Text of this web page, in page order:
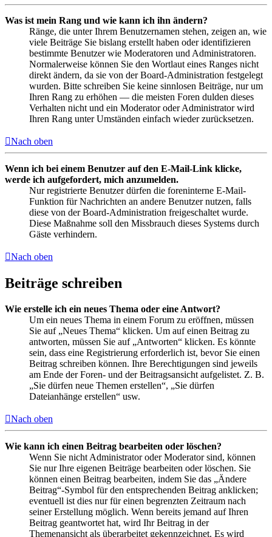
Was ist mein Rang und wie kann ich ihn ändern?
Ränge, die unter Ihrem Benutzernamen stehen, zeigen an, wie
viele Beiträge Sie bislang erstellt haben oder identifizieren
bestimmte Benutzer wie Moderatoren und Administratoren.
Normalerweise können Sie den Wortlaut eines Ranges nicht
direkt ändern, da sie von der Board-Administration festgelegt
wurden. Bitte schreiben Sie keine sinnlosen Beiträge, nur um
Ihren Rang zu erhöhen — die meisten Foren dulden dieses
Verhalten nicht und ein Moderator oder Administrator wird
Ihren Rang unter Umständen einfach wieder zurücksetzen.
Nach oben
Wenn ich bei einem Benutzer auf den E-Mail-Link klicke,
werde ich aufgefordert, mich anzumelden.
Nur registrierte Benutzer dürfen die foreninterne E-Mail-
Funktion für Nachrichten an andere Benutzer nutzen, falls
diese von der Board-Administration freigeschaltet wurde.
Diese Maßnahme soll den Missbrauch dieses Systems durch
Gäste verhindern.
Nach oben
Beiträge schreiben
Wie erstelle ich ein neues Thema oder eine Antwort?
Um ein neues Thema in einem Forum zu eröffnen, müssen
Sie auf „Neues Thema“ klicken. Um auf einen Beitrag zu
antworten, müssen Sie auf „Antworten“ klicken. Es könnte
sein, dass eine Registrierung erforderlich ist, bevor Sie einen
Beitrag schreiben können. Ihre Berechtigungen sind jeweils
am Ende der Foren- und der Beitragsansicht aufgelistet. Z. B.
„Sie dürfen neue Themen erstellen“, „Sie dürfen
Dateianhänge erstellen“ usw.
Nach oben
Wie kann ich einen Beitrag bearbeiten oder löschen?
Wenn Sie nicht Administrator oder Moderator sind, können
Sie nur Ihre eigenen Beiträge bearbeiten oder löschen. Sie
können einen Beitrag bearbeiten, indem Sie das „Ändere
Beitrag“-Symbol für den entsprechenden Beitrag anklicken;
eventuell ist dies nur für einen begrenzten Zeitraum nach
seiner Erstellung möglich. Wenn bereits jemand auf Ihren
Beitrag geantwortet hat, wird Ihr Beitrag in der
Themenansicht als überarbeitet gekennzeichnet. Es wird